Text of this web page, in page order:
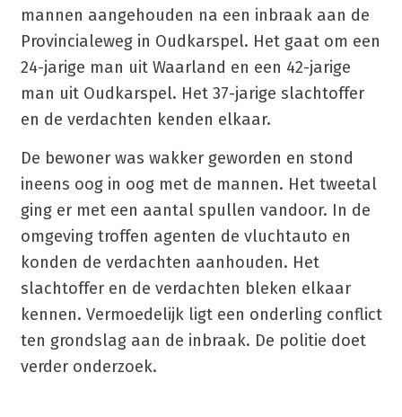
mannen aangehouden na een inbraak aan de
Provincialeweg in Oudkarspel. Het gaat om een
24-jarige man uit Waarland en een 42-jarige
man uit Oudkarspel. Het 37-jarige slachtoffer
en de verdachten kenden elkaar.
De bewoner was wakker geworden en stond
ineens oog in oog met de mannen. Het tweetal
ging er met een aantal spullen vandoor. In de
omgeving troffen agenten de vluchtauto en
konden de verdachten aanhouden. Het
slachtoffer en de verdachten bleken elkaar
kennen. Vermoedelijk ligt een onderling conflict
ten grondslag aan de inbraak. De politie doet
verder onderzoek.